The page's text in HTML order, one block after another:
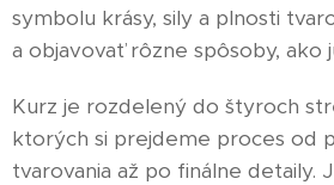
symbolu krásy, sily a plnosti
a objavovať rôzne spôsoby, ako
Kurz je rozdelený do štyroch
ktorých si prejdeme proces od
tvarovania až po finálne detaily.